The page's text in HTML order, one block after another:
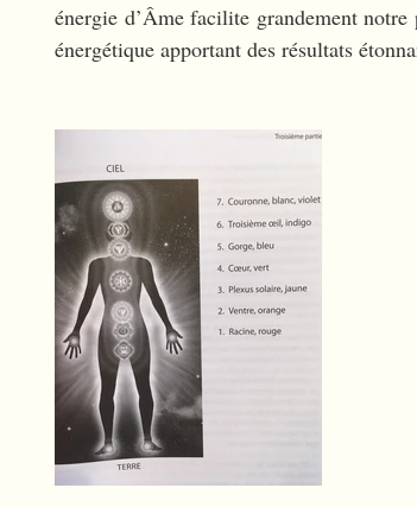
énergie d’Âme facilite grandement
énergétique apportant des résultats